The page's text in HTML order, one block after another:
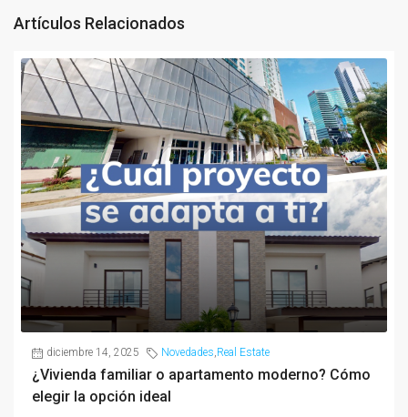
Artículos Relacionados
diciembre 14, 2025 Novedades,Real Estate
¿Vivienda familiar o apartamento moderno? Cómo
elegir la opción ideal